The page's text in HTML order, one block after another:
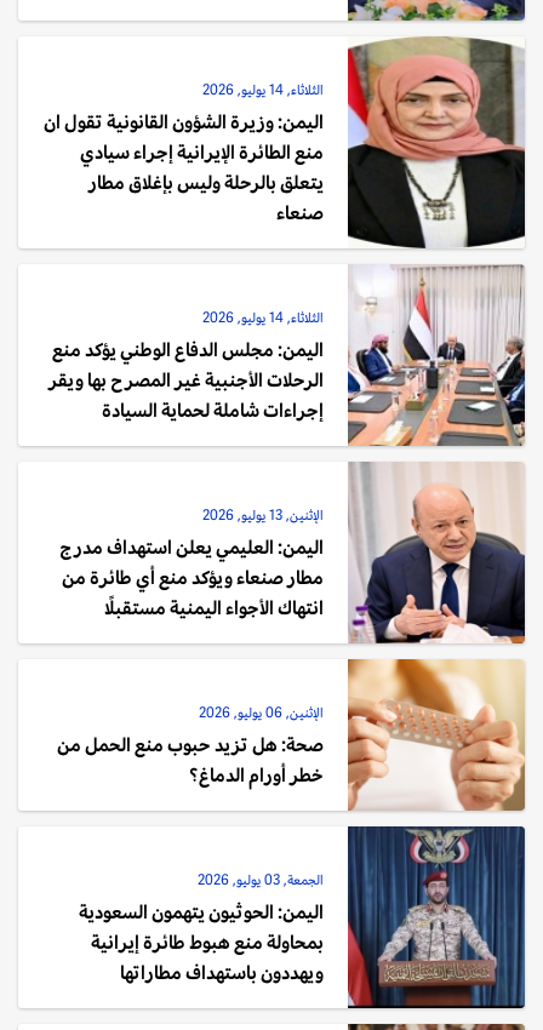
الثلاثاء, 14 يوليو, 2026
اليمن: وزيرة الشؤون القانونية تقول ان
منع الطائرة الإيرانية إجراء سيادي
يتعلق بالرحلة وليس بإغلاق مطار
صنعاء
الثلاثاء, 14 يوليو, 2026
اليمن: مجلس الدفاع الوطني يؤكد منع
الرحلات الأجنبية غير المصرح بها ويقر
إجراءات شاملة لحماية السيادة
الإثنين, 13 يوليو, 2026
اليمن: العليمي يعلن استهداف مدرج
مطار صنعاء ويؤكد منع أي طائرة من
انتهاك الأجواء اليمنية مستقبلًا
الإثنين, 06 يوليو, 2026
صحة: هل تزيد حبوب منع الحمل من
خطر أورام الدماغ؟
الجمعة, 03 يوليو, 2026
اليمن: الحوثيون يتهمون السعودية
بمحاولة منع هبوط طائرة إيرانية
ويهددون باستهداف مطاراتها